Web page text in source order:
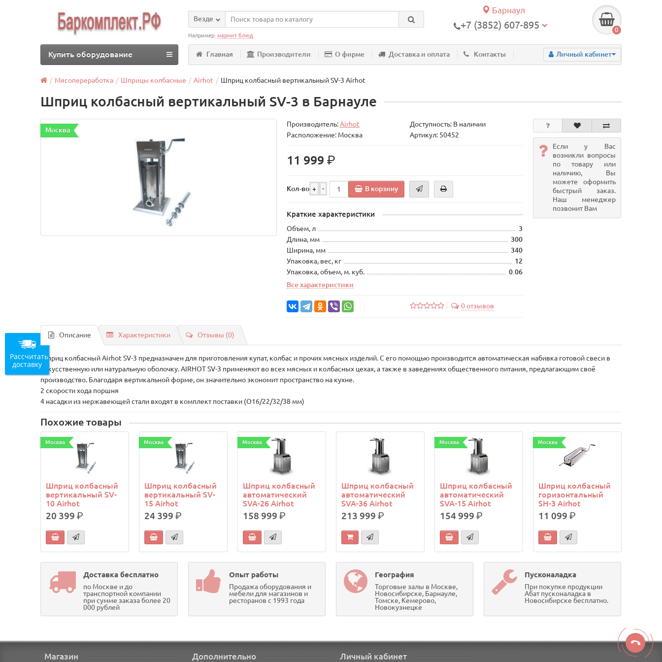
Барнаул
+7 (3852) 607-895 0
Везде
Например:мармит блюд
Главная Производители О фирме Доставка и оплата Контакты Личный кабинет
Купить оборудование
Мясопереработка Шприцы колбасные Airhot Шприц колбасный вертикальный SV-3 Airhot
Шприц колбасный вертикальный SV-3 в Барнауле
Москва
Производитель:Airhot
Доступность: В наличии
Расположение: Москва
Артикул: 50452
11 999р.
Кол-во + - В корзину
Краткие характеристики
Объем, л
3
Длина, мм
300
Ширина, мм
340
Упаковка, вес, кг
12
Упаковка, объем, м. куб.
0.06
Все характеристики
0 отзывов
Если у Вас
возникли вопросы
по товару или
наличию, Вы
можете оформить
быстрый заказ.
Наш менеджер
позвонит Вам
Описание Характеристики Отзывы (0)
Шприц колбасный Airhot SV-3 предназначен для приготовления купат, колбас и прочих мясных изделий. С его помощью производится автоматическая набивка готовой свеси в
искусственную или натуральную оболочку. AIRHOT SV-3 применяют во всех мясных и колбасных цехах, а также в заведениях общественного питания, предлагающим своё
производство. Благодаря вертикальной форме, он значительно экономит пространство на кухне.
2 скорости хода поршня
4 насадки из нержавеющей стали входят в комплект поставки (O16/22/32/38 мм)
Похожие товары
Москва
Шприц колбасный
вертикальный SV-
10 Airhot
20 399р.
Москва
Шприц колбасный
вертикальный SV-
15 Airhot
24 399р.
Москва
Шприц колбасный
автоматический
SVA-26 Airhot
158 999р.
Шприц колбасный
автоматический
SVA-36 Airhot
213 999р.
Москва
Шприц колбасный
автоматический
SVA-15 Airhot
154 999р.
Москва
Шприц колбасный
горизонтальный
SH-3 Airhot
11 099р.
Доставка бесплатно
по Москве и до
транспортной компании
при сумме заказа более 20
000 рублей
Опыт работы
Продажа оборудования и
мебели для магазинов и
ресторанов с 1993 года
География
Торговые залы в Москве,
Новосибирске, Барнауле,
Томске, Кемерово,
Новокузнецке
Пусконаладка
При покупке продукции
Абат пусконаладка в
Новосибирске бесплатно.
Магазин Дополнительно Личный кабинет
Рассчитать
доставку